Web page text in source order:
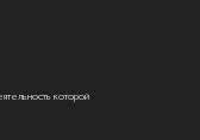
которой